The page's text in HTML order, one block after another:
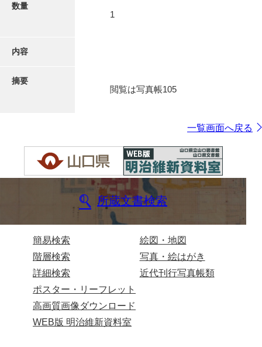
数量
1
内容
摘要
閲覧は写真帳105
一覧画面へ戻る
所蔵文書検索
簡易検索
階層検索
詳細検索
絵図・地図
写真・絵はがき
近代刊行写真帳類
ポスター・リーフレット
高画質画像ダウンロード
WEB版 明治維新資料室